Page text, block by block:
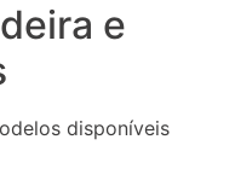
e
disponíveis